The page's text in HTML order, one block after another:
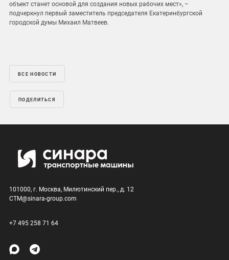
объект станет основой для создания новых рабочих мест», –
подчеркнул первый заместитель председателя Екатеринбургской
городской думы Михаил Матвеев.
ВСЕ НОВОСТИ
ПОДЕЛИТЬСЯ
101000, г. Москва, Милютинский пер., д. 12
CTM@sinara-group.com
+7 495 258 71 64